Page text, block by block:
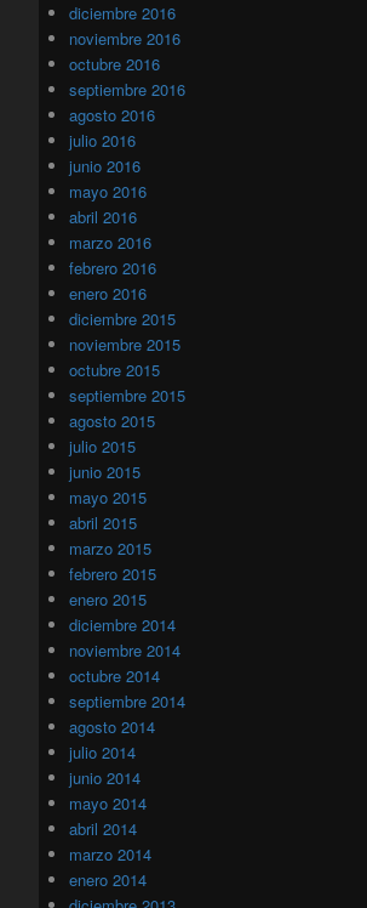
diciembre 2016
noviembre 2016
octubre 2016
septiembre 2016
agosto 2016
julio 2016
junio 2016
mayo 2016
abril 2016
marzo 2016
febrero 2016
enero 2016
diciembre 2015
noviembre 2015
octubre 2015
septiembre 2015
agosto 2015
julio 2015
junio 2015
mayo 2015
abril 2015
marzo 2015
febrero 2015
enero 2015
diciembre 2014
noviembre 2014
octubre 2014
septiembre 2014
agosto 2014
julio 2014
junio 2014
mayo 2014
abril 2014
marzo 2014
enero 2014